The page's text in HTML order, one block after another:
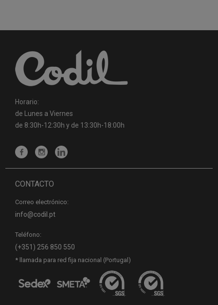
Horario:
de Lunes a Viernes
de 8:30h-12:30h y de 13:30h-18:00h
CONTACTO
Correo electrónico:
info@codil.pt
Teléfono:
(+351) 256 850 550
* llamada para red fija nacional (Portugal)